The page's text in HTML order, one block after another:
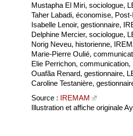
Mustapha El Miri, sociologue,
Taher Labadi, économise,
Isabelle Lenoir, gestionnaire,
Delphine Mercier, sociologue,
Norig Neveu, historienne,
Marie-Pierre Oulié,
Elie Perrichon, communication,
Ouafãa Renard, gestionnaire,
Caroline Testanière,
Source : IREMAM
Illustration et affiche originale